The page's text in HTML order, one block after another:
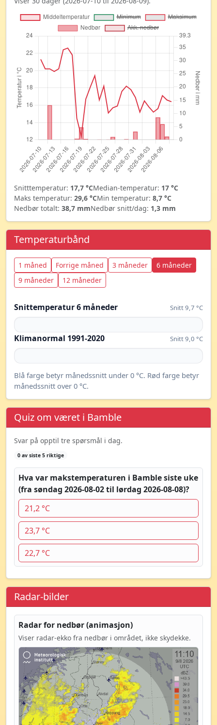
Snitttemperatur: 17,7 °CMedian-temperatur: 17 °C
Maks temperatur: 29,6 °CMin temperatur: 8,7 °C
Nedbør totalt: 38,7 mmNedbør snitt/dag: 1,3 mm
Temperaturbånd
1 måned Forrige måned 3 måneder
6 måneder
9 måneder
12 måneder
Snittemperatur 6 måneder Snitt 9,7 °C
Klimanormal 1991-2020 Snitt 9,0 °C
Blå farge betyr månedssnitt under 0 °C. Rød farge betyr
månedssnitt over 0 °C.
Quiz om været i Bamble
Svar på opptil tre spørsmål i dag.
0 av siste 5 riktige
Hva var makstemperaturen i Bamble siste uke
(fra søndag 2026-08-02 til lørdag 2026-08-08)?
21,2 °C
23,7 °C
22,7 °C
Radar-bilder
Radar for nedbør (animasjon)
Viser radar-ekko fra nedbør i området, ikke skydekke.